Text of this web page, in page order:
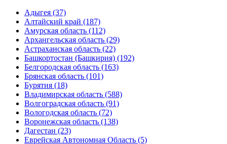
Адыгея (37)
Алтайский край (187)
Амурская область (112)
Архангельская область (29)
Астраханская область (22)
Башкортостан (Башкирия) (192)
Белгородская область (163)
Брянская область (101)
Бурятия (18)
Владимирская область (588)
Волгоградская область (91)
Вологодская область (72)
Воронежская область (138)
Дагестан (23)
Еврейская Автономная Область (5)